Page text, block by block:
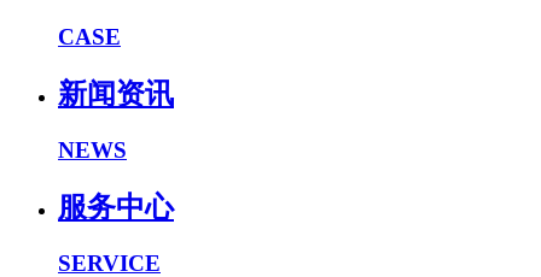
CASE
新闻资讯
NEWS
服务中心
SERVICE